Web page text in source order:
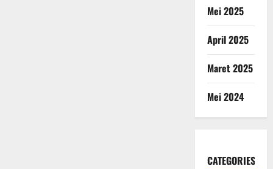
Mei 2025
April 2025
Maret 2025
Mei 2024
CATEGORIES